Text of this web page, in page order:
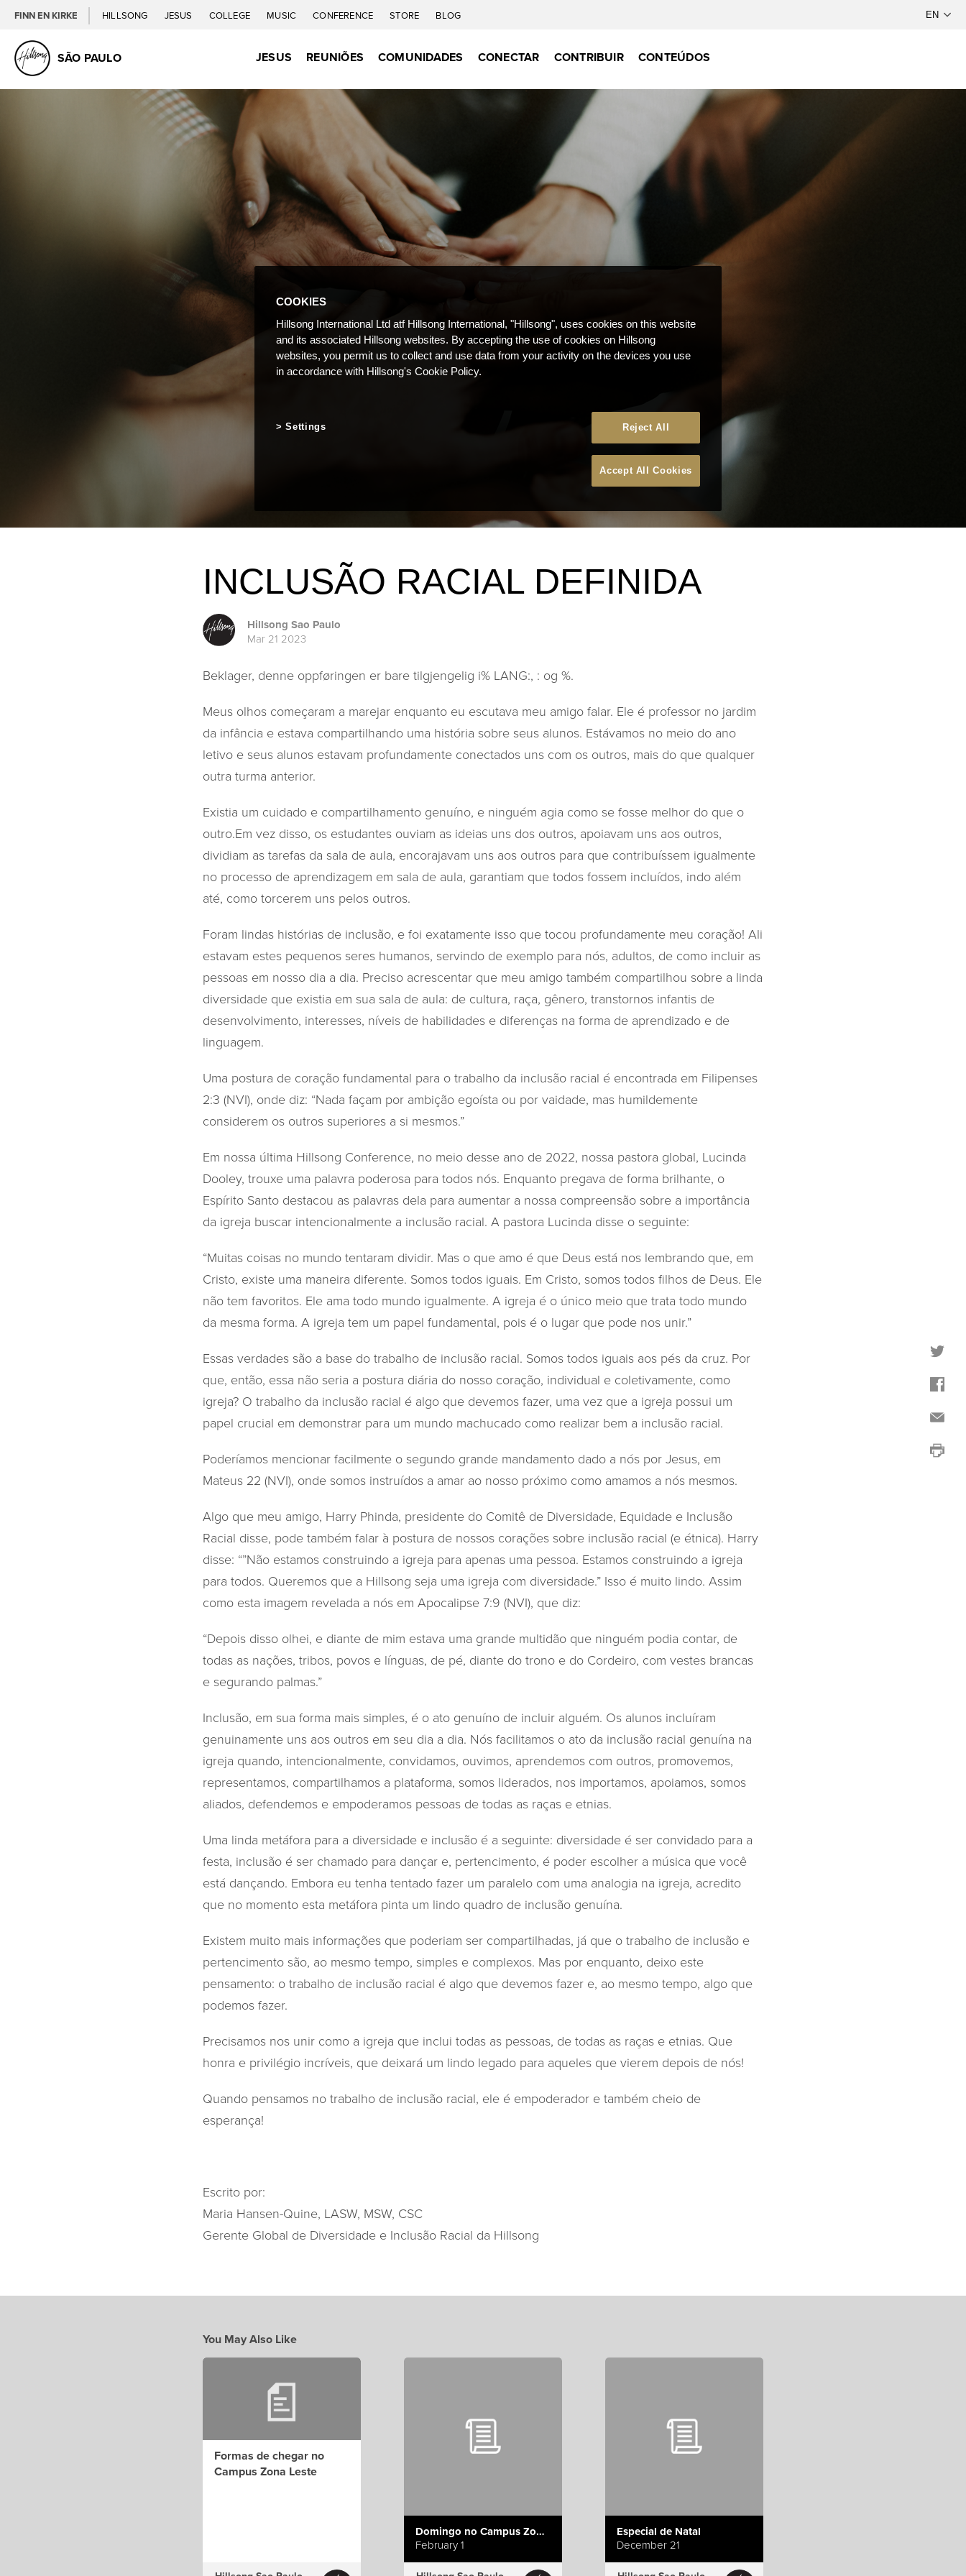
FINN EN KIRKE HILLSONG JESUS COLLEGE MUSIC CONFERENCE STORE BLOG
SÃO PAULO JESUS REUNIÕES COMUNIDADES CONECTAR CONTRIBUIR CONTEÚDOS
INCLUSÃO RACIAL DEFINIDA
Hillsong Sao Paulo
Mar 21 2023
Beklager, denne oppføringen er bare tilgjengelig i% LANG:, : og %.
Meus olhos começaram a marejar enquanto eu escutava meu amigo falar. Ele é professor no jardim
da infância e estava compartilhando uma história sobre seus alunos. Estávamos no meio do ano
letivo e seus alunos estavam profundamente conectados uns com os outros, mais do que qualquer
outra turma anterior.
Existia um cuidado e compartilhamento genuíno, e ninguém agia como se fosse melhor do que o
outro.Em vez disso, os estudantes ouviam as ideias uns dos outros, apoiavam uns aos outros,
dividiam as tarefas da sala de aula, encorajavam uns aos outros para que contribuíssem igualmente
no processo de aprendizagem em sala de aula, garantiam que todos fossem incluídos, indo além
até, como torcerem uns pelos outros.
Foram lindas histórias de inclusão, e foi exatamente isso que tocou profundamente meu coração! Ali
estavam estes pequenos seres humanos, servindo de exemplo para nós, adultos, de como incluir as
pessoas em nosso dia a dia. Preciso acrescentar que meu amigo também compartilhou sobre a linda
diversidade que existia em sua sala de aula: de cultura, raça, gênero, transtornos infantis de
desenvolvimento, interesses, níveis de habilidades e diferenças na forma de aprendizado e de
linguagem.
Uma postura de coração fundamental para o trabalho da inclusão racial é encontrada em Filipenses
2:3 (NVI), onde diz: “Nada façam por ambição egoísta ou por vaidade, mas humildemente
considerem os outros superiores a si mesmos.”
Em nossa última Hillsong Conference, no meio desse ano de 2022, nossa pastora global, Lucinda
Dooley, trouxe uma palavra poderosa para todos nós. Enquanto pregava de forma brilhante, o
Espírito Santo destacou as palavras dela para aumentar a nossa compreensão sobre a importância
da igreja buscar intencionalmente a inclusão racial. A pastora Lucinda disse o seguinte:
“Muitas coisas no mundo tentaram dividir. Mas o que amo é que Deus está nos lembrando que, em
Cristo, existe uma maneira diferente. Somos todos iguais. Em Cristo, somos todos filhos de Deus. Ele
não tem favoritos. Ele ama todo mundo igualmente. A igreja é o único meio que trata todo mundo
da mesma forma. A igreja tem um papel fundamental, pois é o lugar que pode nos unir.”
Essas verdades são a base do trabalho de inclusão racial. Somos todos iguais aos pés da cruz. Por
que, então, essa não seria a postura diária do nosso coração, individual e coletivamente, como
igreja? O trabalho da inclusão racial é algo que devemos fazer, uma vez que a igreja possui um
papel crucial em demonstrar para um mundo machucado como realizar bem a inclusão racial.
Poderíamos mencionar facilmente o segundo grande mandamento dado a nós por Jesus, em
Mateus 22 (NVI), onde somos instruídos a amar ao nosso próximo como amamos a nós mesmos.
Algo que meu amigo, Harry Phinda, presidente do Comitê de Diversidade, Equidade e Inclusão
Racial disse, pode também falar à postura de nossos corações sobre inclusão racial (e étnica). Harry
disse: “”Não estamos construindo a igreja para apenas uma pessoa. Estamos construindo a igreja
para todos. Queremos que a Hillsong seja uma igreja com diversidade.” Isso é muito lindo. Assim
como esta imagem revelada a nós em Apocalipse 7:9 (NVI), que diz:
“Depois disso olhei, e diante de mim estava uma grande multidão que ninguém podia contar, de
todas as nações, tribos, povos e línguas, de pé, diante do trono e do Cordeiro, com vestes brancas
e segurando palmas.”
Inclusão, em sua forma mais simples, é o ato genuíno de incluir alguém. Os alunos incluíram
genuinamente uns aos outros em seu dia a dia. Nós facilitamos o ato da inclusão racial genuína na
igreja quando, intencionalmente, convidamos, ouvimos, aprendemos com outros, promovemos,
representamos, compartilhamos a plataforma, somos liderados, nos importamos, apoiamos, somos
aliados, defendemos e empoderamos pessoas de todas as raças e etnias.
Uma linda metáfora para a diversidade e inclusão é a seguinte: diversidade é ser convidado para a
festa, inclusão é ser chamado para dançar e, pertencimento, é poder escolher a música que você
está dançando. Embora eu tenha tentado fazer um paralelo com uma analogia na igreja, acredito
que no momento esta metáfora pinta um lindo quadro de inclusão genuína.
Existem muito mais informações que poderiam ser compartilhadas, já que o trabalho de inclusão e
pertencimento são, ao mesmo tempo, simples e complexos. Mas por enquanto, deixo este
pensamento: o trabalho de inclusão racial é algo que devemos fazer e, ao mesmo tempo, algo que
podemos fazer.
Precisamos nos unir como a igreja que inclui todas as pessoas, de todas as raças e etnias. Que
honra e privilégio incríveis, que deixará um lindo legado para aqueles que vierem depois de nós!
Quando pensamos no trabalho de inclusão racial, ele é empoderador e também cheio de
esperança!
Escrito por:
Maria Hansen-Quine, LASW, MSW, CSC
Gerente Global de Diversidade e Inclusão Racial da Hillsong
You May Also Like
Formas de chegar no
Campus Zona Leste
Domingo no Campus Zona Leste
February 1
Especial de Natal
December 21
COOKIES
Hillsong International Ltd atf Hillsong International, "Hillsong", uses cookies on this website
and its associated Hillsong websites. By accepting the use of cookies on Hillsong
websites, you permit us to collect and use data from your activity on the devices you use
in accordance with Hillsong's Cookie Policy.
Reject All
Accept All Cookies
Settings